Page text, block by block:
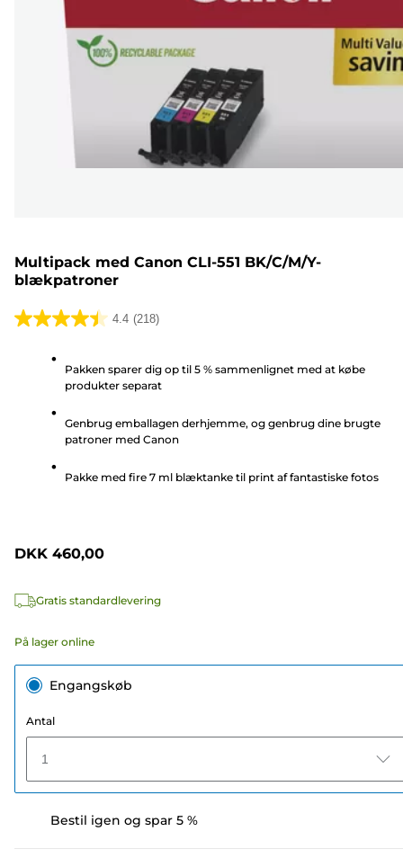
Multipack med Canon CLI-551 BK/C/M/Y-
blækpatroner
4.4 (218)
4.4
stjerner.
Pakken sparer dig op til 5 % sammenlignet med at købe
produkter separat
Genbrug emballagen derhjemme, og genbrug dine brugte
patroner med Canon
Pakke med fire 7 ml blæktanke til print af fantastiske fotos
DKK 460,00
Gratis standardlevering
På lager online
Engangskøb
Antal
1
Bestil igen og spar 5 %